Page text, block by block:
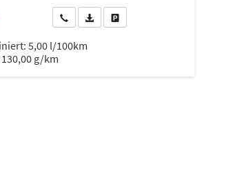
Wir rufen Sie anPDF-Datei, Fahrzeugexposé drucken
Drucken, parken oder
5,00 l/100km
130,00 g/km